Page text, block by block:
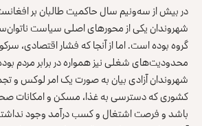
در بیش از سه‌ونیم سال حاکمیت طالبان بر
شهروندان یکی از محورهای اصلی سیاست
گروه بوده است. اما از آنجا که فشار اقتصادی،
محدودیت‌های شغلی نیز همواره در برابر مردم
شهروندان آزادی بیان به صورت یک امر لوکس و
کشوری که دسترسی به غذا، مسکن و امکانات
باشد و فرصت اشتغال و کسب درآمد وجود نداشته